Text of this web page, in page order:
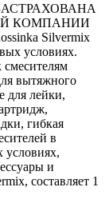
КОМПАНИИ
Silvermix
условиях.
вытяжного
для лейки,
гибкая
в
и
составляет 1